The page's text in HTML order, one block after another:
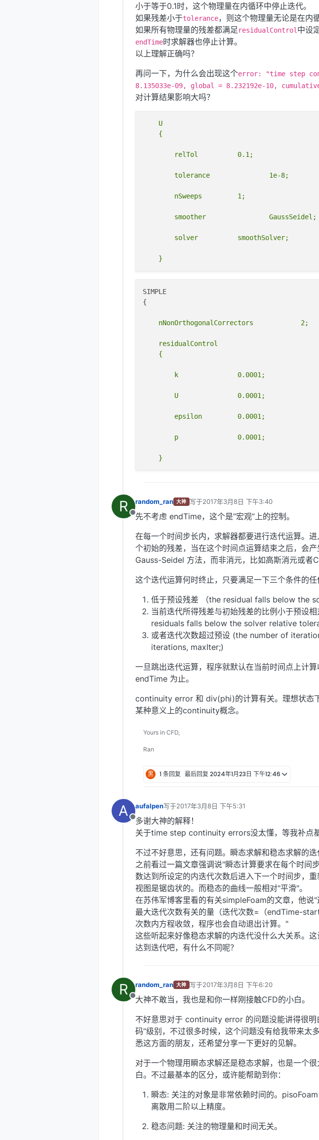
小于等于0.1时，这个物理量在内循环中停止迭代。
如果残差小于tolerance，则这个物理量无论是在内
如果所有物理量的残差都满足 residualControl中设
endTime时求解器也停止计算。
以上理解正确吗？
再问一下，为什么会出现这个error: "time step
8.135033e-09, global = 8.232192e-10,
对计算结果影响大吗？
    U
SIMPLE
{
    residualControl
R
离线
random_ran 大神 写于2017年3月8日 下午3:40
最后由 编辑
先不考虑 endTime，这个是“宏观”上的控制。
在每一个时间步长内，求解器都要进行迭代运算。
个初始的残差，当在这个时间点运算结束之后，会
Gauss-Seidel 方法，而非消元，比如高斯消元或者
这个迭代运算何时终止，只要满足一下三个条件的任
低于预设残差 （the residual falls below the
当前迭代所得残差与初始残差的比例小于预
residuals falls below the solver relative
或者迭代次数超过预设 (the number of
iterations, maxIter;)
一旦跳出迭代运算，程序就默认在当前时间点上计
endTime 为止。
continuity error 和 div(phi)的计算有关。理想状态
某种意义上的continuity概念。
Yours in CFD,
Ran
黒 1 条回复 最后回复 2024年1月23日 下午12:46
A
离线
aufalpen写于2017年3月8日 下午5:31
最后由 编辑
多谢大神的解释！
关于time step continuity errors没太懂，等我补点基
不过不好意思，还有问题。瞬态求解和稳态求解的迭
之前看过一篇文章强调说"瞬态计算要求在每个时间
数达到所设定的内迭代次数后进入下一个时间步，
视图是锯齿状的。而稳态的曲线一般相对"平滑"。
在苏伟军博客里看的有关simpleFoam的文章，他
最大迭代次数有关的量（迭代次数=（endTime-
次数内方程收敛，程序也会自动退出计算。"
这些听起来好像稳态求解的内迭代没什么大关系。
达到迭代吧，有什么不同呢？
R
离线
random_ran 大神 写于2017年3月8日 下午6:20
最后由 编辑
大神不敢当，我也是和你一样刚接触CFD的小白。
不好意思对于 continuity error 的问题没能讲得很明
码”级别，不过很多时候，这个问题没有给我带来太
悉这方面的朋友，还希望分享一下更好的见解。
对于一个物理用瞬态求解还是稳态求解，也是一个
白。不过最基本的区分，或许能帮助到你：
瞬态: 关注的对象是非常依赖时间的。
离散用二阶以上精度。
稳态问题: 关注的物理量和时间无关。